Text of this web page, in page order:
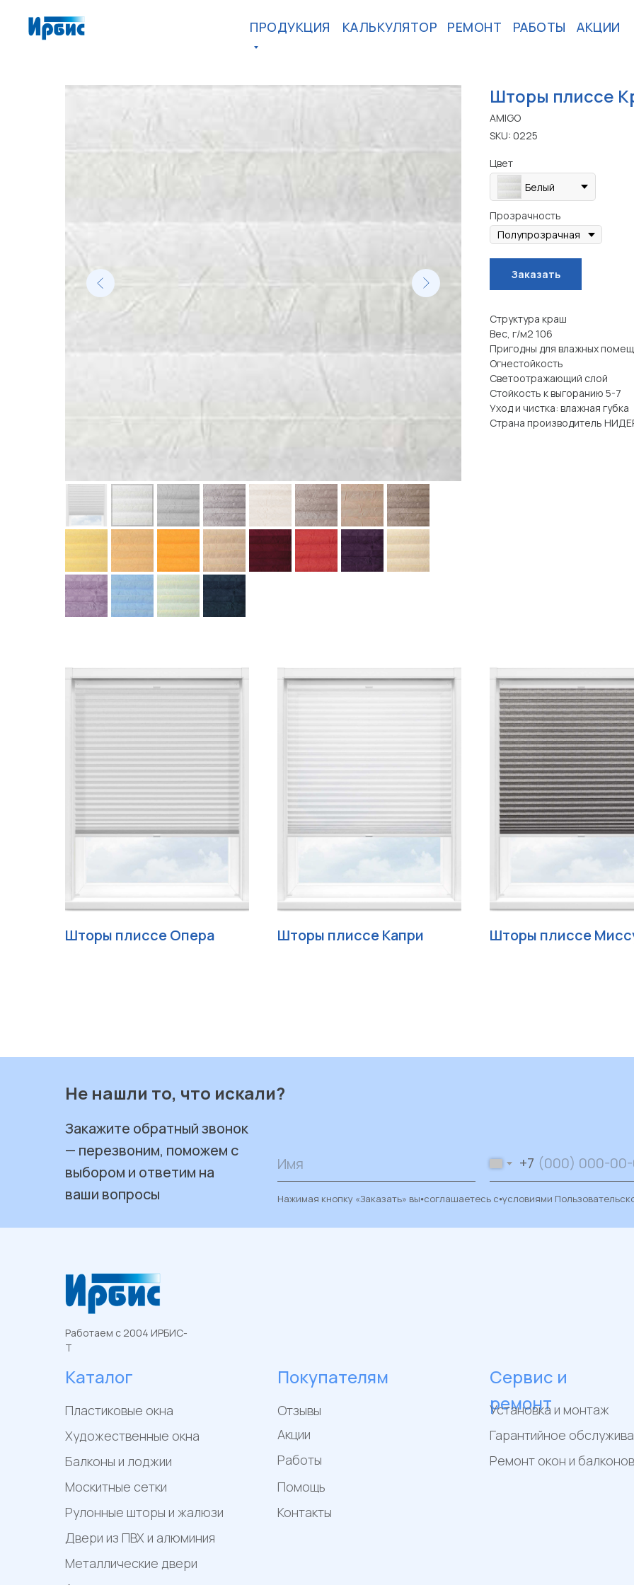
ПРОДУКЦИЯ КАЛЬКУЛЯТОР АКЦИИ
РЕМОНТ РАБОТЫ
Шторы плиссе
AMIGO
SKU: 0225
Цвет
Белый
Прозрачность
Заказать
Структура краш
Вес, г/м2 106
Пригодны для влажных
Огнестойкость
Светоотражающий слой
Стойкость к выгоранию 5-7
Уход и чистка: влажная губка
Страна производитель
Шторы плиссе Опера Шторы плиссе Капри Шторы плиссе
Имя +7
Нажимая кнопку «Заказать» вы⦁соглашаетесь с⦁условиями
Не нашли то, что искали?
Закажите обратный звонок
— перезвоним, поможем с
выбором и ответим на
ваши вопросы
Работаем с 2004 ИРБИС-
Т
Каталог Покупателям
Сервис и
ремонт
Пластиковые окна
Художественные окна
Балконы и лоджии
Металлические двери
Москитные сетки
Двери из ПВХ и алюминия
Рулонные шторы и жалюзи
Отзывы
Акции
Работы
Помощь
Контакты
Установка и монтаж
Гарантийное
Ремонт окон и балконов